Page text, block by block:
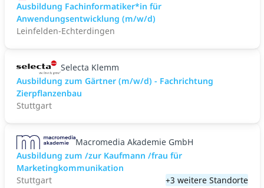
Ausbildung Fachinformatiker*in für
Anwendungsentwicklung (m/w/d)
Leinfelden-Echterdingen
Selecta Klemm
Ausbildung zum Gärtner (m/w/d) - Fachrichtung
Zierpflanzenbau
Stuttgart
Macromedia Akademie GmbH
Ausbildung zum /zur Kaufmann /frau für
Marketingkommunikation
Stuttgart
+3 weitere Standorte